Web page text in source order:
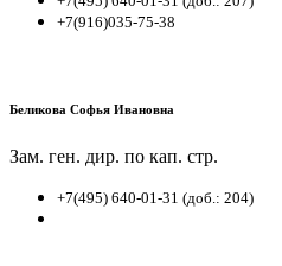
+7(916)035-75-38
Беликова Софья Ивановна
Зам. ген. дир. по кап. стр.
+7(495) 640-01-31 (доб.: 204)